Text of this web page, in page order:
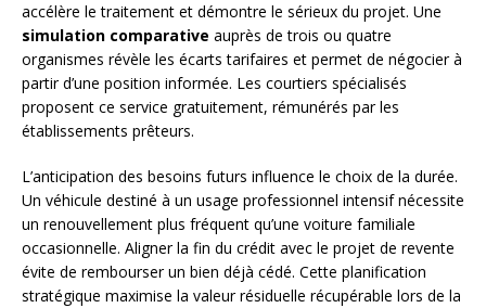
accélère le traitement et démontre le sérieux du projet. Une
simulation comparative auprès de trois ou quatre
organismes révèle les écarts tarifaires et permet de négocier à
partir d’une position informée. Les courtiers spécialisés
proposent ce service gratuitement, rémunérés par les
établissements prêteurs.
L’anticipation des besoins futurs influence le choix de la durée.
Un véhicule destiné à un usage professionnel intensif nécessite
un renouvellement plus fréquent qu’une voiture familiale
occasionnelle. Aligner la fin du crédit avec le projet de revente
évite de rembourser un bien déjà cédé. Cette planification
stratégique maximise la valeur résiduelle récupérable lors de la